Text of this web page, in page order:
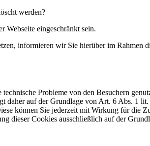
werden?
Webseite eingeschränkt sein.
informieren wir Sie hierüber im
Probleme von den Besuchern
daher auf der Grundlage von Art. 6 Abs. 1
können Sie jederzeit mit Wirkung für
dieser Cookies ausschließlich auf der